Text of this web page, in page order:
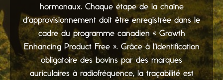
hormonaux. Chaque étape de la chaîne
d’approvisionnement doit être enregistrée dans le
cadre du programme canadien « Growth
Enhancing Product Free ». Grâce à l’identification
obligatoire des bovins par des marques
auriculaires à radiofréquence, la traçabilité est